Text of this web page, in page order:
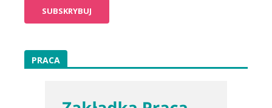
PRACA